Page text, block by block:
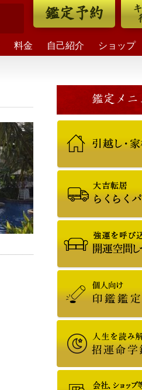
鑑定予約
料金 自己紹介 ショップ
鑑定メニ